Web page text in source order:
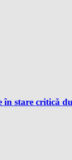
stare critică